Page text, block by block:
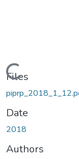
Files
Date
2018
Authors